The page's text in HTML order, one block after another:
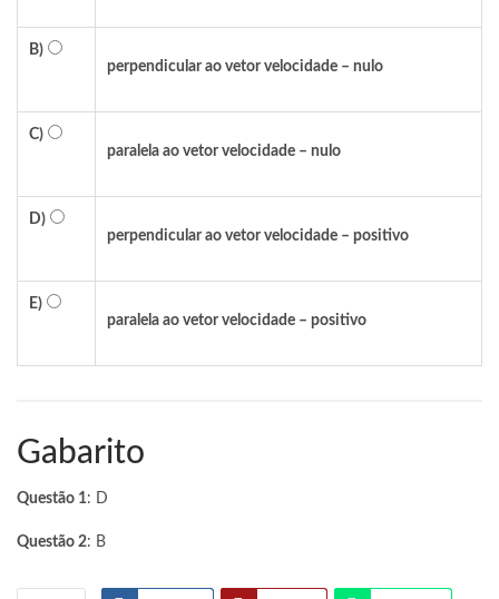
B)
perpendicular ao vetor velocidade – nulo
C)
paralela ao vetor velocidade – nulo
D)
perpendicular ao vetor velocidade – positivo
E)
paralela ao vetor velocidade – positivo
Gabarito
Questão 1: D
Questão 2: B